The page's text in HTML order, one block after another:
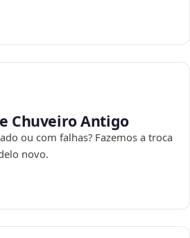
Chuveiro Antigo
ou com falhas? Fazemos a troca
novo.